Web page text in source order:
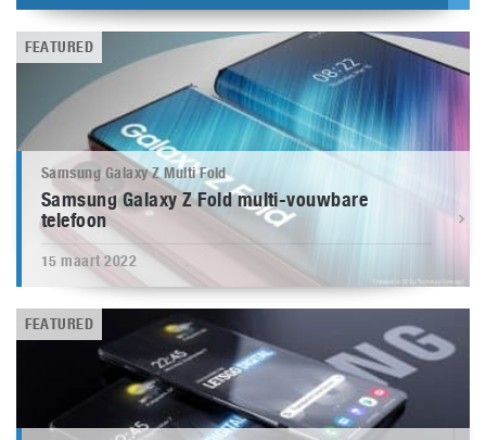
FEATURED
Samsung Galaxy Z Multi Fold
Samsung Galaxy Z Fold multi-vouwbare
telefoon
15 maart 2022
FEATURED